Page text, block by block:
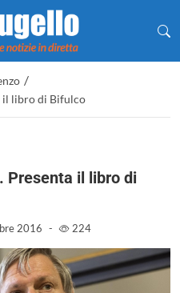
/
il libro di Bifulco
Presenta il libro di
2016 - 224